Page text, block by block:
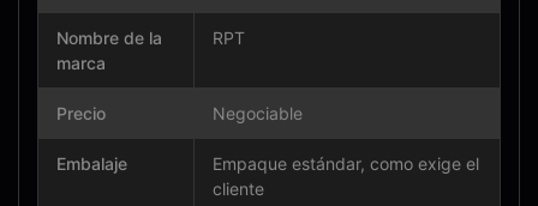
Nombre de la
marca
RPT
Precio Negociable
Embalaje
Empaque estándar, como exige el
cliente